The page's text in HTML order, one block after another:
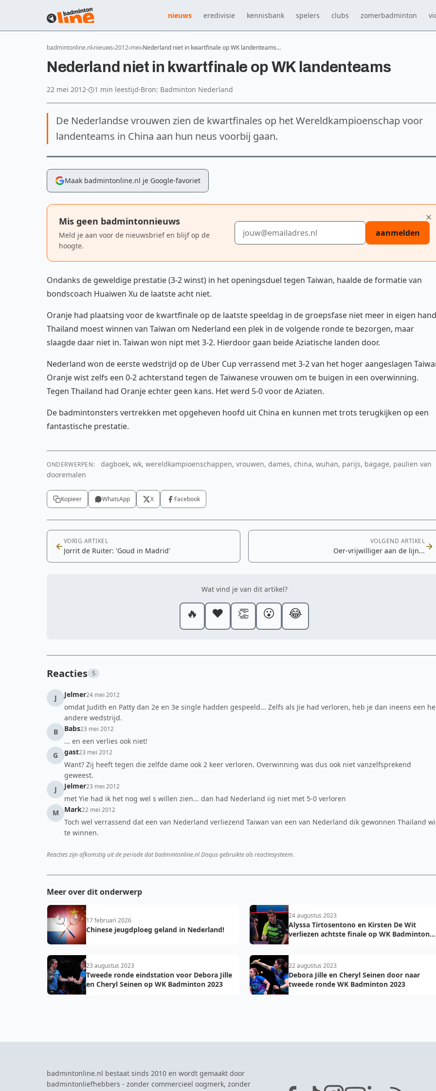
nieuws eredivisie kennisbank spelers clubs zomerbadminton
badmintonline.nl nieuws 2012 mei Nederland niet in kwartfinale op WK landenteams…
Nederland niet in kwartfinale op WK landenteams
22 mei 2012· 1 min leestijd·Bron: Badminton Nederland
De Nederlandse vrouwen zien de kwartfinales op het Wereldkampioenschap voor
landenteams in China aan hun neus voorbij gaan.
Maak badmintonline.nl je Google-favoriet
Mis geen badmintonnieuws
Meld je aan voor de nieuwsbrief en blijf op de
hoogte.
E-mailadres
aanmelden
Ondanks de geweldige prestatie (3-2 winst) in het openingsduel tegen Taiwan, haalde de formatie van
bondscoach Huaiwen Xu de laatste acht niet.
Oranje had plaatsing voor de kwartfinale op de laatste speeldag in de groepsfase niet meer in eigen
Thailand moest winnen van Taiwan om Nederland een plek in de volgende ronde te bezorgen, maar
slaagde daar niet in. Taiwan won nipt met 3-2. Hierdoor gaan beide Aziatische landen door.
Nederland won de eerste wedstrijd op de Uber Cup verrassend met 3-2 van het hoger aangeslagen
Oranje wist zelfs een 0-2 achterstand tegen de Taiwanese vrouwen om te buigen in een overwinning.
Tegen Thailand had Oranje echter geen kans. Het werd 5-0 voor de Aziaten.
De badmintonsters vertrekken met opgeheven hoofd uit China en kunnen met trots terugkijken op een
fantastische prestatie.
ONDERWERPEN:
dagboek, wk, wereldkampioenschappen, vrouwen, dames, china, wuhan, parijs, bagage, paulien van
dooremalen
Kopieer WhatsApp X Facebook
VORIG ARTIKEL
Jorrit de Ruiter: 'Goud in Madrid'
VOLGEND ARTIKEL
Oer-vrijwilliger aan de lijn...
Wat vind je van dit artikel?
🔥 ❤️ 👏 😮 😂
Reacties 5
J Jelmer24 mei 2012
omdat Judith en Patty dan 2e en 3e single hadden gespeeld... Zelfs als Jie had verloren, heb je dan ineens een
andere wedstrijd.
B
Babs23 mei 2012
... en een verlies ook niet!
G
gast23 mei 2012
Want? Zij heeft tegen die zelfde dame ook 2 keer verloren. Overwinning was dus ook niet vanzelfsprekend
geweest.
J
Jelmer23 mei 2012
met Yie had ik het nog wel s willen zien... dan had Nederland iig niet met 5-0 verloren
M
Mark22 mei 2012
Toch wel verrassend dat een van Nederland verliezend Taiwan van een van Nederland dik gewonnen Thailand
te winnen.
Reacties zijn afkomstig uit de periode dat badmintonline.nl Disqus gebruikte als reactiesysteem.
Meer over dit onderwerp
17 februari 2026
Chinese jeugdploeg geland in Nederland!
24 augustus 2023
Alyssa Tirtosentono en Kirsten De Wit
verliezen achtste finale op WK Badminton
23 augustus 2023
Tweede ronde eindstation voor Debora Jille
en Cheryl Seinen op WK Badminton 2023
22 augustus 2023
Debora Jille en Cheryl Seinen door naar
tweede ronde WK Badminton 2023
badmintonline.nl bestaat sinds 2010 en wordt gemaakt door
badmintonliefhebbers - zonder commercieel oogmerk, zonder